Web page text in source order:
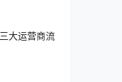
大运营商流